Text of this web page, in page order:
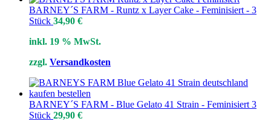
BARNEY´S FARM - Runtz x Layer Cake - Feminisiert - 3
Stück 34,90 €
inkl. 19 % MwSt.
zzgl. Versandkosten
BARNEY´S FARM - Blue Gelato 41 Strain - Feminisiert 3
Stück 29,90 €